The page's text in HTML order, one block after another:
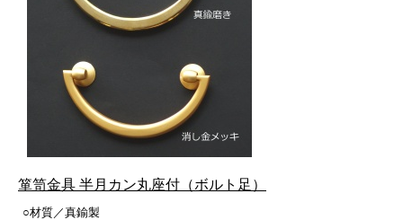
箪笥金具 半月カン丸座付（ボルト足）
○材質／真鍮製